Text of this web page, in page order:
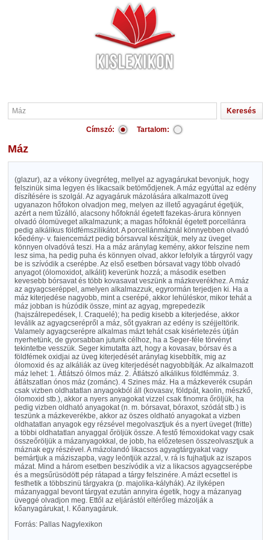
Címszó: Tartalom:
Máz
(glazur), az a vékony üvegréteg, mellyel az agyagárukat bevonjuk, hogy
felszinük sima legyen és likacsaik betömődjenek. A máz egyúttal az edény
díszítésére is szolgál. Az agyagáruk mázolására alkalmazott üveg
ugyanazon hőfokon olvadjon meg, melyen az illető agyagárut égetjük,
azért a nem tűzálló, alacsony hőfoknál égetett fazekas-árura könnyen
olvadó ólomüveget alkalmazunk; a magas hőfoknál égetett porcellánra
pedig alkálikus földfémszilikátot. A porcellánmáznál könnyebben olvadó
kőedény- v. faiencemázt pedig bórsavval készítjük, mely az üveget
könnyen olvadóvá teszi. Ha a máz aránylag kemény, akkor felszine nem
lesz sima, ha pedig puha és könnyen olvad, akkor lefolyik a tárgyról vagy
be is szívódik a cserépbe. Az első esetben bórsavat vagy több olvadó
anyagot (ólomoxidot, alkálit) keverünk hozzá; a második esetben
kevesebb bórsavat és több kovasavat veszünk a mázkeverékhez. A máz
az agyagcseréppel, amelyen alkalmazzuk, egyrormán terjedjen ki. Ha a
máz kiterjedése nagyobb, mint a cserépé, akkor lehüléskor, mikor tehát a
máz jobban is húzódik össze, mint az agyag, mgrepedezik
(hajszálrepedések, l. Craquelé); ha pedig kisebb a kiterjedése, akkor
leválik az agyagcserépről a máz, sőt gyakran az edény is széjjeltörik.
Valamely agyagcserépre alkalmas mázt tehát csak kisérletezés útján
nyerhetünk, de gyorsabban jutunk célhoz, ha a Seger-féle törvényt
tekintetbe vesszük. Seger kimutatta azt, hogy a kovasav, bórsav és a
földfémek oxidjai az üveg kiterjedését aránylag kisebbítik, mig az
ólomoxid és az alkáliák az üveg kiterjedését nagyobbítják. Az alkalmazott
máz lehet: 1. Átlátszó ólmos máz. 2. Átlátszó alkálikus földfémmáz. 3.
átlátszatlan ónos máz (zománc). 4 Szines máz. Ha a mázkeverék csupán
csak vizben oldhatatlan anyagokból áll (kovasav, földpát, kaolin, mészkő,
ólomoxid stb.), akkor a nyers anyagokat vizzel csak finomra őröljük, ha
pedig vizben oldható anyagokat (n. m. bórsavat, bóraxot, szódát stb.) is
teszünk a mázkeverékbe, akkor az öszes oldható anyagokat a vizben
oldhatatlan anyagok egy rézsével megolvasztjuk és a nyert üveget (fritte)
a többi oldhatatlan anyaggal őröljük össze. A festő fémoxidokat vagy csak
összeőröljük a mázanyagokkal, de jobb, ha előzetesen összeolvasztjuk a
máznak egy részével. A mázolandó likacsos agyagtárgyakat vagy
bemártjuk a máziszapba, vagy leöntjük azzal, v. rá is fujhatjuk az iszapos
mázat. Mind a három esetben beszívódik a viz a likacsos agyagcserépbe
és a megsűrüsödött pép rátapad a tárgy felszinére. A mázt ecsettel is
festhetik a többszinü tárgyakra (p. majolika-kályhák). Az ilyképen
mázanyaggal bevont tárgyat ezután annyira égetik, hogy a mázanyag
üveggé olvadjon meg. Ettől az eljárástól eltérőleg mázolják a
kőanyagárukat, l. Kőanyagáruk.
Forrás: Pallas Nagylexikon